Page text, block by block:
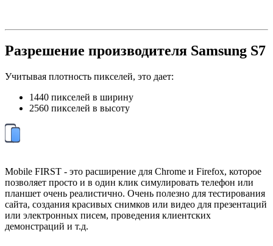
Разрешение производителя Samsung S7
Учитывая плотность пикселей, это дает:
1440 пикселей в ширину
2560 пикселей в высоту
Mobile FIRST - это расширение для Chrome и Firefox, которое
позволяет просто и в один клик симулировать телефон или
планшет очень реалистично. Очень полезно для тестирования
сайта, создания красивых снимков или видео для презентаций
или электронных писем, проведения клиентских
демонстраций и т.д.